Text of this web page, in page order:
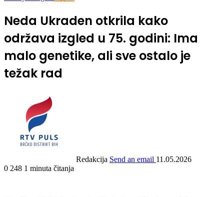
Neda Ukraden otkrila kako
održava izgled u 75. godini: Ima
malo genetike, ali sve ostalo je
težak rad
Redakcija Send an email 11.05.2026
0 248 1 minuta čitanja